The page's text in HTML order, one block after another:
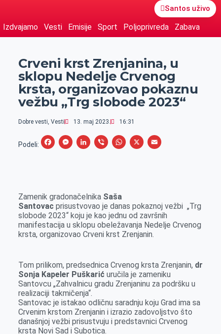
Santos uživo
Izdvajamo Vesti Emisije Sport Poljoprivreda Zabava
Crveni krst Zrenjanina, u
sklopu Nedelje Crvenog
krsta, organizovao pokaznu
vežbu „Trg slobode 2023“
Dobre vesti, Vesti 13. maj 2023. 16:31
Podeli:
F
b
o
o
k
M
e
n
g
e
L
e
d
I
n
V
r
W
A
p
p
X
E
Zamenik gradonačelnika Saša
Santovac prisustvovao je danas pokaznoj vežbi „Trg
slobode 2023“ koju je kao jednu od završnih
manifestacija u sklopu obeležavanja Nedelje Crvenog
krsta, organizovao Crveni krst Zrenjanin.
Tom prilikom, predsednica Crvenog krsta Zrenjanin, dr
Sonja Kapeler Puškarić uručila je zameniku
Santovcu „Zahvalnicu gradu Zrenjaninu za podršku u
realizaciji takmičenja“.
Santovac je istakao odličnu saradnju koju Grad ima sa
Crvenim krstom Zrenjanin i izrazio zadovoljstvo što
današnjoj vežbi prisustvuju i predstavnici Crvenog
krsta Novi Sad i Subotica.